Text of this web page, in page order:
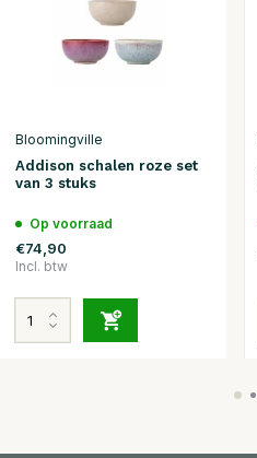
Bloomingville
Addison schalen roze set
van 3 stuks
Op voorraad
€74,90
Incl. btw